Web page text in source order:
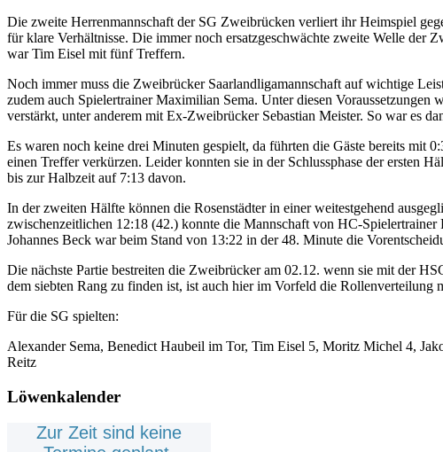
Die zweite Herrenmannschaft der SG Zweibrücken verliert ihr Heimspiel
für klare Verhältnisse. Die immer noch ersatzgeschwächte zweite Welle
war Tim Eisel mit fünf Treffern.
Noch immer muss die Zweibrücker Saarlandligamannschaft auf wichtige
zudem auch Spielertrainer Maximilian Sema. Unter diesen
verstärkt, unter anderem mit Ex-Zweibrücker Sebastian Meister. So war es
Es waren noch keine drei Minuten gespielt, da führten die Gäste bereits mit
einen Treffer verkürzen. Leider konnten sie in der Schlussphase der ersten
bis zur Halbzeit auf 7:13 davon.
In der zweiten Hälfte können die Rosenstädter in einer weitestgehend
zwischenzeitlichen 12:18 (42.) konnte die Mannschaft von HC-Spielertrainer
Johannes Beck war beim Stand von 13:22 in der 48. Minute die
Die nächste Partie bestreiten die Zweibrücker am 02.12. wenn sie mit der
dem siebten Rang zu finden ist, ist auch hier im Vorfeld die Rollenverteilung
Für die SG spielten:
Alexander Sema, Benedict Haubeil im Tor, Tim Eisel 5, Moritz Michel 4,
Reitz
Löwenkalender